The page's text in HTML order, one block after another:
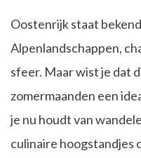
Oostenrijk staat
Alpenlandschappen,
sfeer. Maar wist je dat
zomermaanden een
je nu houdt van
culinaire hoogstandjes